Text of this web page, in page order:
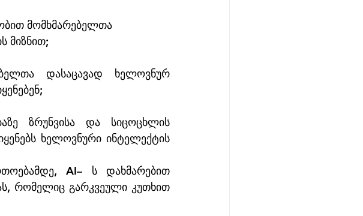
მომხმარებელთა
მიზნით;
დასაცავად ხელოვნურ
ზრუნვისა და სიცოცხლის
ხელოვნური ინტელექტის
AI– ს დახმარებით
რომელიც გარკვეული კუთხით